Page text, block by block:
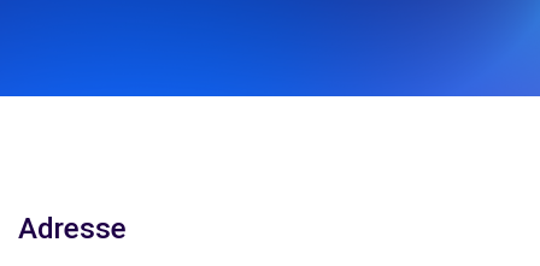
Adresse